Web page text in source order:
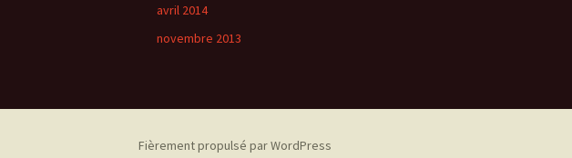
avril 2014
novembre 2013
Fièrement propulsé par WordPress